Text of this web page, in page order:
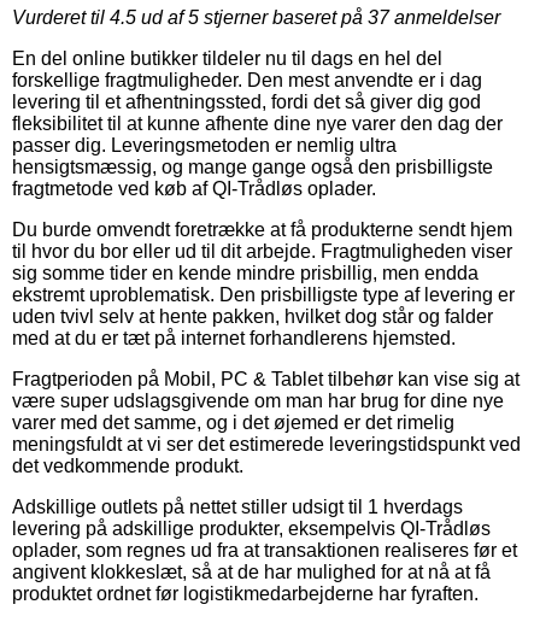
Vurderet til 4.5 ud af 5 stjerner baseret på 37anmeldelser
En del online butikker tildeler nu til dags en hel del
forskellige fragtmuligheder. Den mest anvendte er i dag
levering til et afhentningssted, fordi det så giver dig god
fleksibilitet til at kunne afhente dine nye varer den dag der
passer dig. Leveringsmetoden er nemlig ultra
hensigtsmæssig, og mange gange også den prisbilligste
fragtmetode ved køb af QI-Trådløs oplader.
Du burde omvendt foretrække at få produkterne sendt hjem
til hvor du bor eller ud til dit arbejde. Fragtmuligheden viser
sig somme tider en kende mindre prisbillig, men endda
ekstremt uproblematisk. Den prisbilligste type af levering er
uden tvivl selv at hente pakken, hvilket dog står og falder
med at du er tæt på internet forhandlerens hjemsted.
Fragtperioden på Mobil, PC & Tablet tilbehør kan vise sig at
være super udslagsgivende om man har brug for dine nye
varer med det samme, og i det øjemed er det rimelig
meningsfuldt at vi ser det estimerede leveringstidspunkt ved
det vedkommende produkt.
Adskillige outlets på nettet stiller udsigt til 1 hverdags
levering på adskillige produkter, eksempelvis QI-Trådløs
oplader, som regnes ud fra at transaktionen realiseres før et
angivent klokkeslæt, så at de har mulighed for at nå at få
produktet ordnet før logistikmedarbejderne har fyraften.